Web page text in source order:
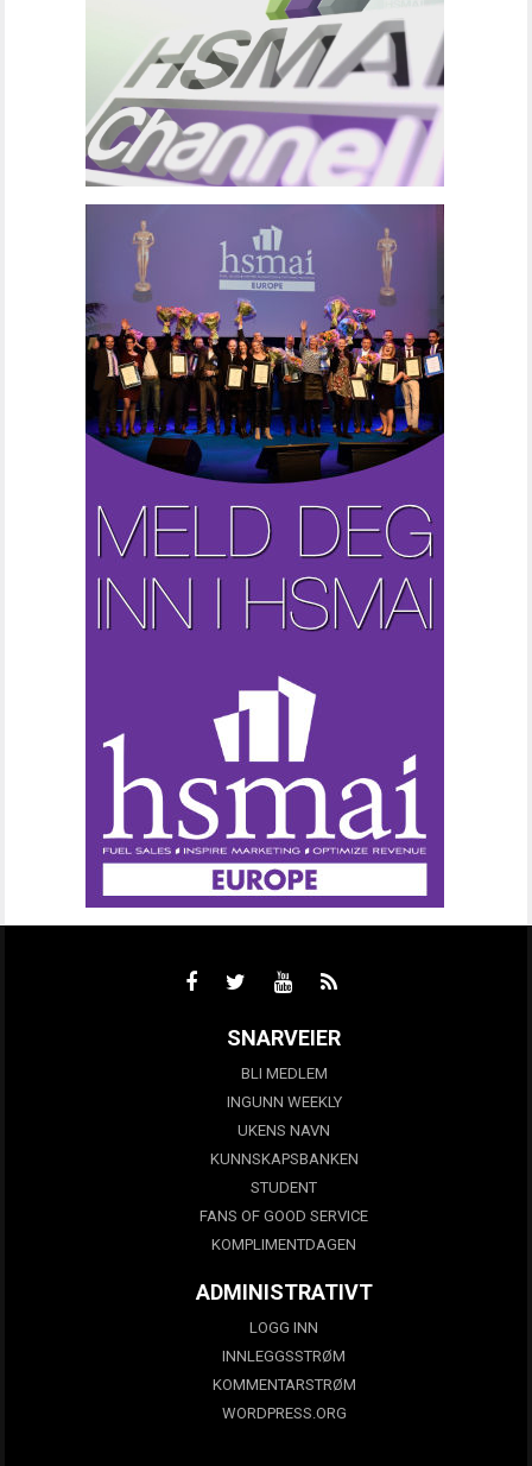
SNARVEIER
BLI MEDLEM
INGUNN WEEKLY
UKENS NAVN
KUNNSKAPSBANKEN
STUDENT
FANS OF GOOD SERVICE
KOMPLIMENTDAGEN
ADMINISTRATIVT
LOGG INN
INNLEGGSSTRØM
KOMMENTARSTRØM
WORDPRESS.ORG